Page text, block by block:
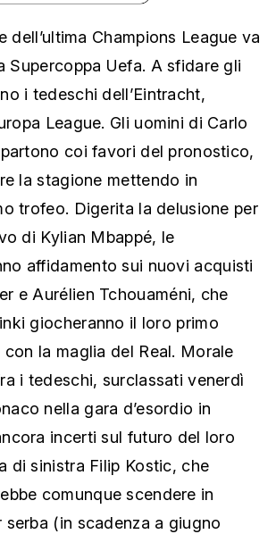
dell’ultima Champions League va
Supercoppa Uefa. A sfidare gli
i tedeschi dell’Eintracht,
League. Gli uomini di Carlo
coi favori del pronostico,
la stagione mettendo in
trofeo. Digerita la delusione per
di Kylian Mbappé, le
affidamento sui nuovi acquisti
e Aurélien Tchouaméni, che
giocheranno il loro primo
la maglia del Real. Morale
i tedeschi, surclassati venerdì
nella gara d’esordio in
incerti sul futuro del loro
di sinistra Filip Kostic, che
comunque scendere in
serba (in scadenza a giugno